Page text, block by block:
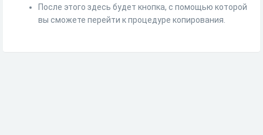
После этого здесь будет кнопка, с помощью которой
вы сможете перейти к процедуре копирования.